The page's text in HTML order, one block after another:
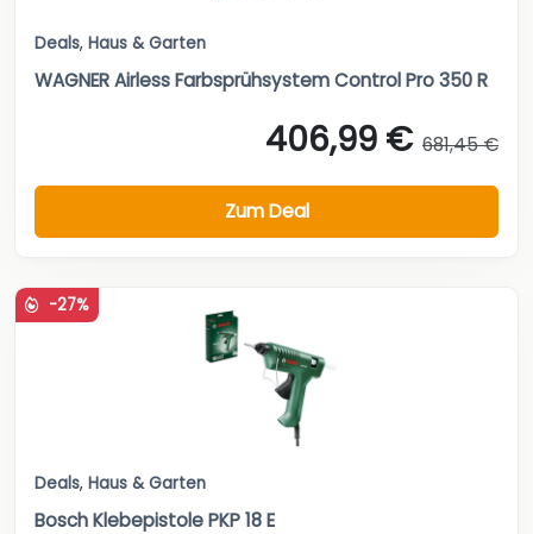
Deals, Haus & Garten
WAGNER Airless Farbsprühsystem Control Pro 350 R
406,99 € 681,45 €
Zum Deal
-27%
Deals, Haus & Garten
Bosch Klebepistole PKP 18 E